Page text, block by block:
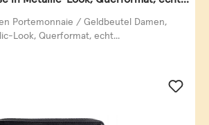
Portemonnaie / Geldbeutel Damen,
Look, Querformat, echt...